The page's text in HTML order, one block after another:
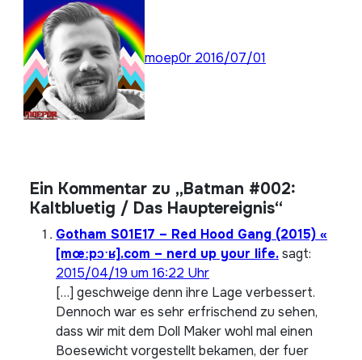
moep0r 2016/07/01
Ein Kommentar zu „Batman #002:
Kaltbluetig / Das Hauptereignis“
Gotham S01E17 – Red Hood Gang (2015) «
[mœːpɔˑʁ].com – nerd up your life.sagt:
2015/04/19 um 16:22 Uhr
[…] geschweige denn ihre Lage verbessert.
Dennoch war es sehr erfrischend zu sehen,
dass wir mit dem Doll Maker wohl mal einen
Boesewicht vorgestellt bekamen, der fuer